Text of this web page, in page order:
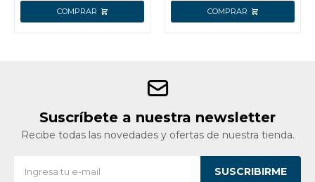
Suscríbete a nuestra newsletter
Recibe todas las novedades y ofertas de nuestra tienda.
SUSCRIBIRME